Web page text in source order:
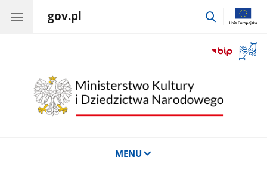
gov.pl
przejdź
okno
MENU